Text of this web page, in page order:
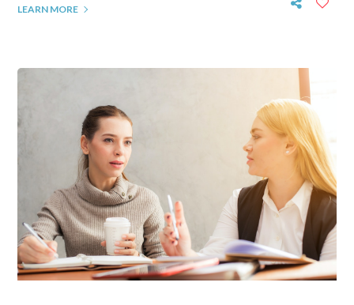
LEARN MORE